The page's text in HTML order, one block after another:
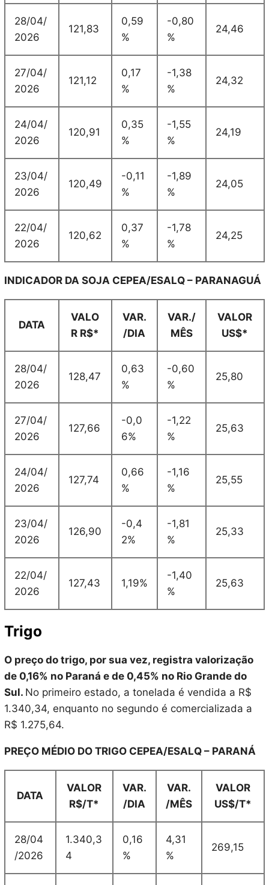
28/04/
2026
121,83
0,59
%
-0,80
%
24,46
27/04/
2026
121,12
0,17
%
-1,38
%
24,32
24/04/
2026
120,91
0,35
%
-1,55
%
24,19
23/04/
2026
120,49
-0,11
%
-1,89
%
24,05
22/04/
2026
120,62
0,37
%
-1,78
%
24,25
INDICADOR DA SOJA CEPEA/ESALQ – PARANAGUÁ
DATA
VALO
R R$*
VAR.
/DIA
VAR./
MÊS
VALOR
US$*
28/04/
2026
128,47
0,63
%
-0,60
%
25,80
27/04/
2026
127,66
-0,0
6%
-1,22
%
25,63
24/04/
2026
127,74
0,66
%
-1,16
%
25,55
23/04/
2026
126,90
-0,4
2%
-1,81
%
25,33
22/04/
2026
127,43 1,19%
-1,40
%
25,63
Trigo
O preço do trigo, por sua vez, registra valorização
de 0,16% no Paraná e de 0,45% no Rio Grande do
Sul. No primeiro estado, a tonelada é vendida a R$
1.340,34, enquanto no segundo é comercializada a
R$ 1.275,64.
PREÇO MÉDIO DO TRIGO CEPEA/ESALQ – PARANÁ
DATA
VALOR
R$/T*
VAR.
/DIA
VAR.
/MÊS
VALOR
US$/T*
28/04
/2026
1.340,3
4
0,16
%
4,31
%
269,15